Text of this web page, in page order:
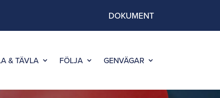
DOKUMENT
& TÄVLA FÖLJA GENVÄGAR